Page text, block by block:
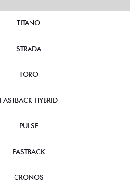
TITANO
STRADA
TORO
FASTBACK HYBRID
PULSE
FASTBACK
CRONOS